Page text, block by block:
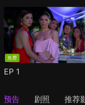
免费
EP 1
预告 剧照 推荐